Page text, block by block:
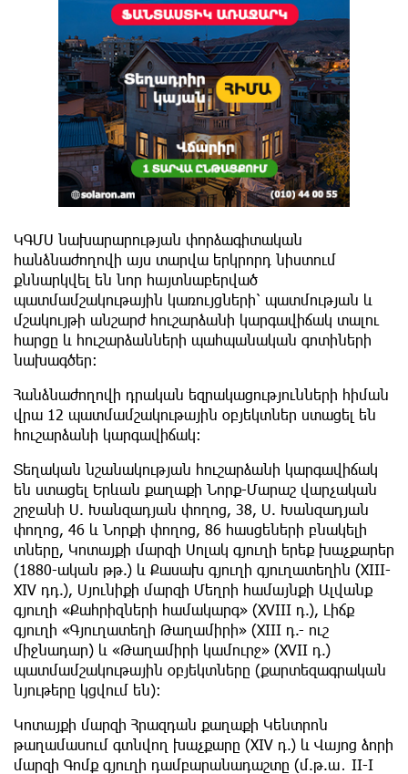
ԿԳՄՍ նախարարության փորձագիտական
հանձնաժողովի այս տարվա երկրորդ նիստում
քննարկվել են նոր հայտնաբերված
պատմամշակութային կառույցների՝ պատմության և
մշակույթի անշարժ հուշարձանի կարգավիճակ տալու
հարցը և հուշարձանների պահպանական գոտիների
նախագծեր։
Հանձնաժողովի դրական եզրակացությունների հիման
վրա 12 պատմամշակութային օբյեկտներ ստացել են
հուշարձանի կարգավիճակ։
Տեղական նշանակության հուշարձանի կարգավիճակ
են ստացել Երևան քաղաքի Նորք-Մարաշ վարչական
շրջանի Ս. Խանզադյան փողոց, 38, Ս. Խանզադյան
փողոց, 46 և Նորքի փողոց, 86 հասցեների բնակելի
տները, Կոտայքի մարզի Սոլակ գյուղի երեք խաչքարեր
(1880-ական թթ.) և Քասախ գյուղի գյուղատեղին (XIII-
XIV դդ.), Սյունիքի մարզի Մեղրի համայնքի Ալվանք
գյուղի «Քահրիզների համակարգ» (XVIII դ.), Լիճք
գյուղի «Գյուղատեղի Թաղամիրի» (XIII դ.- ուշ
միջնադար) և «Թաղամիրի կամուրջ» (XVII դ.)
պատմամշակութային օբյեկտները (քարտեզագրական
նյութերը կցվում են):
Կոտայքի մարզի Հրազդան քաղաքի Կենտրոն
թաղամասում գտնվող խաչքարը (XIV դ.) և Վայոց ձորի
մարզի Գոմք գյուղի դամբարանադաշտը (մ.թ.ա․ II-I